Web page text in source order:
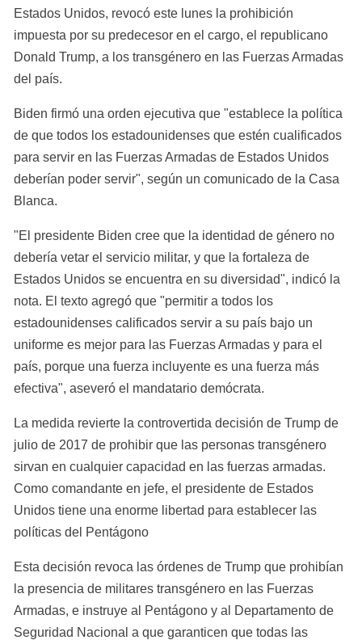
Estados Unidos, revocó este lunes la prohibición
impuesta por su predecesor en el cargo, el republicano
Donald Trump, a los transgénero en las Fuerzas Armadas
del país.
Biden firmó una orden ejecutiva que "establece la política
de que todos los estadounidenses que estén cualificados
para servir en las Fuerzas Armadas de Estados Unidos
deberían poder servir", según un comunicado de la Casa
Blanca.
"El presidente Biden cree que la identidad de género no
debería vetar el servicio militar, y que la fortaleza de
Estados Unidos se encuentra en su diversidad", indicó la
nota. El texto agregó que "permitir a todos los
estadounidenses calificados servir a su país bajo un
uniforme es mejor para las Fuerzas Armadas y para el
país, porque una fuerza incluyente es una fuerza más
efectiva", aseveró el mandatario demócrata.
La medida revierte la controvertida decisión de Trump de
julio de 2017 de prohibir que las personas transgénero
sirvan en cualquier capacidad en las fuerzas armadas.
Como comandante en jefe, el presidente de Estados
Unidos tiene una enorme libertad para establecer las
políticas del Pentágono
Esta decisión revoca las órdenes de Trump que prohibían
la presencia de militares transgénero en las Fuerzas
Armadas, e instruye al Pentágono y al Departamento de
Seguridad Nacional a que garanticen que todas las